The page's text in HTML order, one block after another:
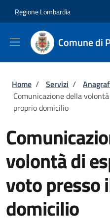
Regione Lombardia
Comune di
Briciole di
Home / Servizi /
Comunicazione della
proprio domicilio
volontà di
voto presso
domicilio